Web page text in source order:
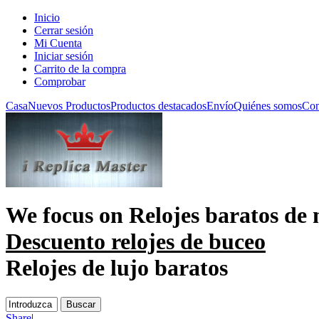
Inicio
Cerrar sesión
Mi Cuenta
Iniciar sesión
Carrito de la compra
Comprobar
CasaNuevos ProductosProductos destacadosEnvíoQuiénes somos
We focus on Relojes baratos de
Descuento relojes de buceo
Relojes de lujo baratos